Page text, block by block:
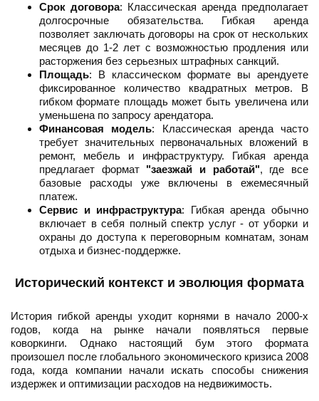
Срок договора: Классическая аренда предполагает
долгосрочные обязательства. Гибкая аренда
позволяет заключать договоры на срок от нескольких
месяцев до 1-2 лет с возможностью продления или
расторжения без серьезных штрафных санкций.
Площадь: В классическом формате вы арендуете
фиксированное количество квадратных метров. В
гибком формате площадь может быть увеличена или
уменьшена по запросу арендатора.
Финансовая модель: Классическая аренда часто
требует значительных первоначальных вложений в
ремонт, мебель и инфраструктуру. Гибкая аренда
предлагает формат "заезжай и работай", где все
базовые расходы уже включены в ежемесячный
платеж.
Сервис и инфраструктура: Гибкая аренда обычно
включает в себя полный спектр услуг - от уборки и
охраны до доступа к переговорным комнатам, зонам
отдыха и бизнес-поддержке.
Исторический контекст и эволюция формата
История гибкой аренды уходит корнями в начало 2000-х
годов, когда на рынке начали появляться первые
коворкинги. Однако настоящий бум этого формата
произошел после глобального экономического кризиса 2008
года, когда компании начали искать способы снижения
издержек и оптимизации расходов на недвижимость.